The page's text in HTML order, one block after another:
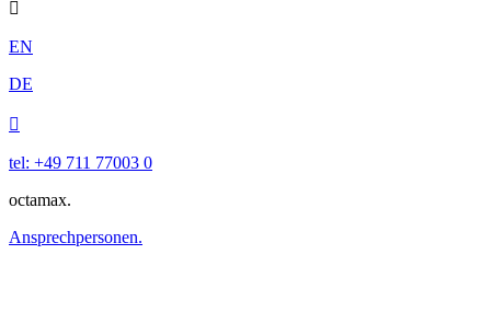

EN
DE

tel: +49 711 77003 0
octamax.
Ansprechpersonen.